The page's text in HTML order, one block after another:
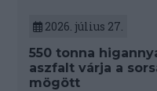
2026. július 27.
550 tonna
aszfalt várja a
mögött